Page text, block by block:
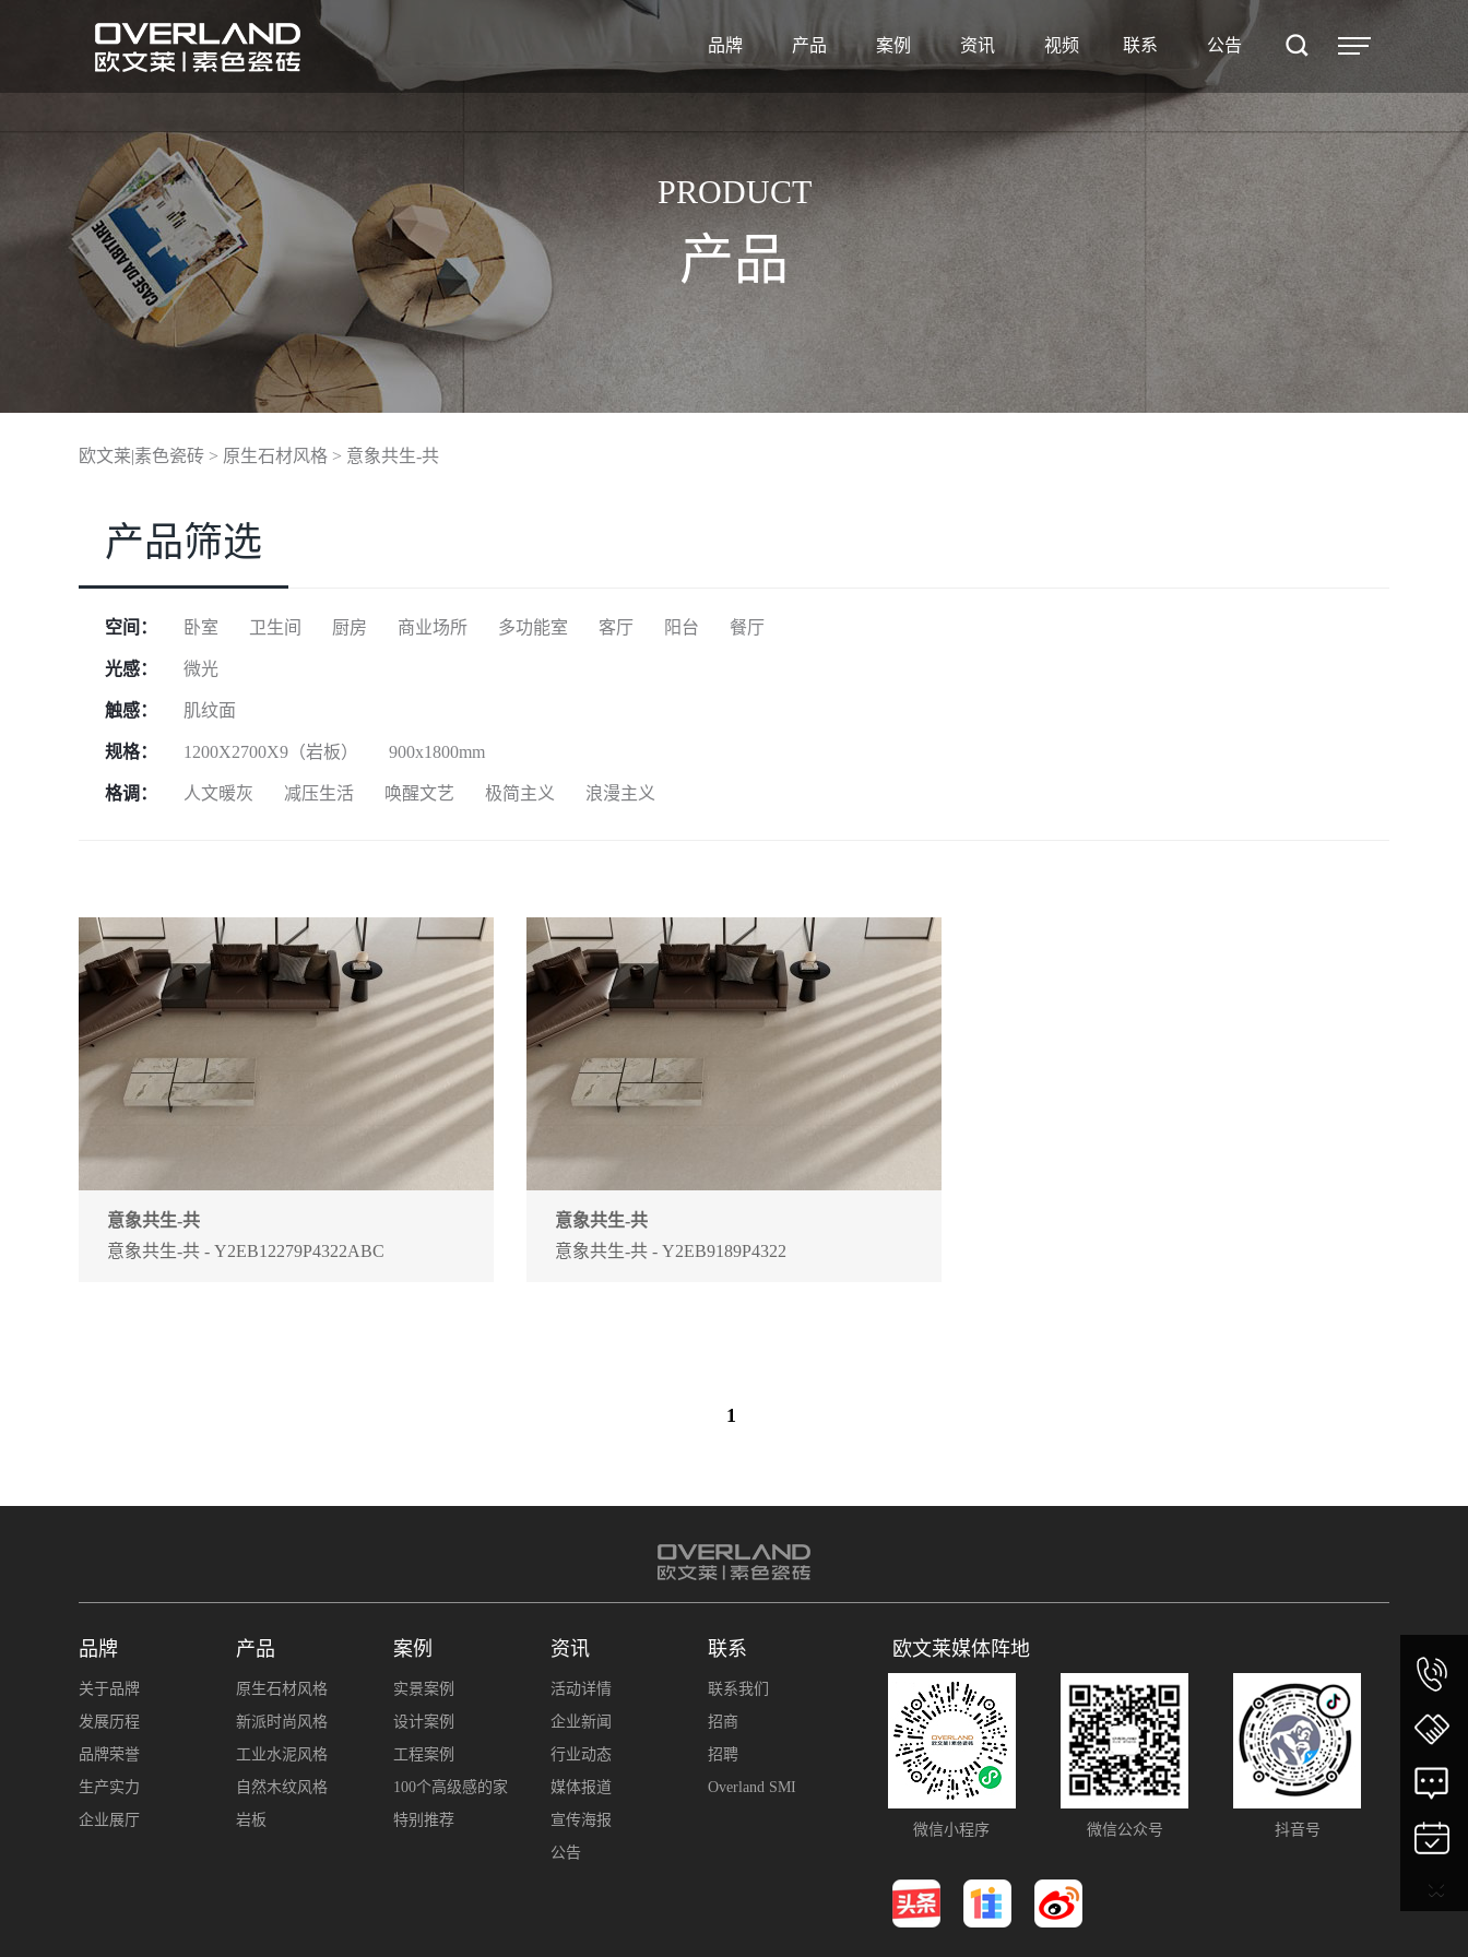
品牌
了解欧文莱品牌
产品 案例
实景案例
资讯
活动详情
视频 联系
联系我们
公告
案例
联系
PRODUCT
产品
欧文莱|素色瓷砖 > 原生石材风格 > 意象共生-共
产品筛选
空间： 卧室 卫生间 厨房 商业场所 多功能室 客厅 阳台 餐厅
光感： 微光
触感： 肌纹面
规格： 1200X2700X9（岩板） 900x1800mm
格调： 人文暖灰 减压生活 唤醒文艺 极简主义 浪漫主义
意象共生-共
意象共生-共 - Y2EB12279P4322ABC
意象共生-共
意象共生-共 - Y2EB9189P4322
1
品牌
关于品牌
发展历程
品牌荣誉
生产实力
企业展厅
产品
原生石材风格
新派时尚风格
工业水泥风格
自然木纹风格
岩板
案例
实景案例
设计案例
工程案例
100个高级感的家
特别推荐
资讯
活动详情
企业新闻
行业动态
媒体报道
宣传海报
公告
联系
联系我们
招商
招聘
Overland SMI
欧文莱媒体阵地
微信小程序 微信公众号 抖音号